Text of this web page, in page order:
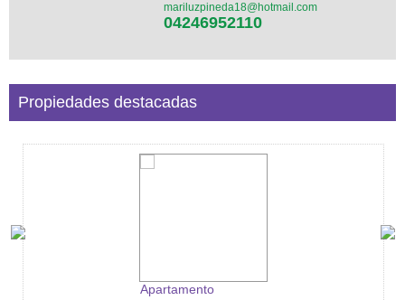
mariluzpineda18@hotmail.com
04246952110
Propiedades destacadas
Apartamento